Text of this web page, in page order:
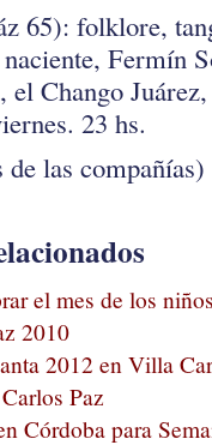
65): folklore,
Fermín
el Chango
23 hs.
las compañías)
el mes de los
2010
2012 en Villa
Paz
Córdoba para